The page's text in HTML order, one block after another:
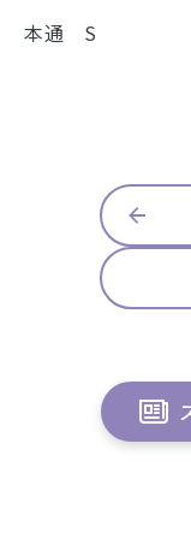
- 採用情報
- プライバシーポリ
本通 S